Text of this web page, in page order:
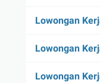
Lowongan
Lowongan
Lowongan